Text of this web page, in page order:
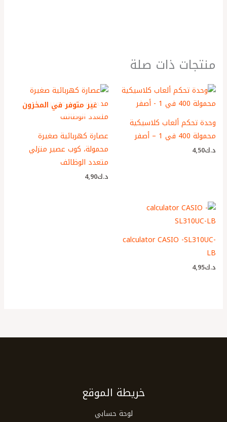
منتجات ذات صلة
وحدة تحكم ألعاب كلاسيكية
محمولة 400 في 1 – أصفر
د.ك4٫50
غير متوفر في المخزون
عصارة كهربائية صغيرة
محمولة، كوب عصير منزلي
متعدد الوظائف
د.ك4٫90
calculator CASIO -SL310UC-
LB
د.ك4٫95
خريطة الموقع
لوحة حسابي